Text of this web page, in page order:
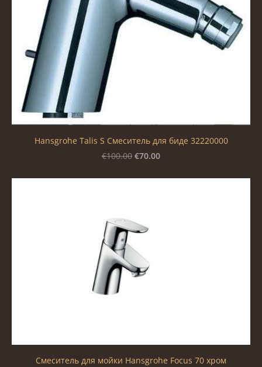
Hansgrohe Talis S Смеситель для биде 32220000
€100.00 €70.00
Смеситель для мойки Hansgrohe Focus 70 хром